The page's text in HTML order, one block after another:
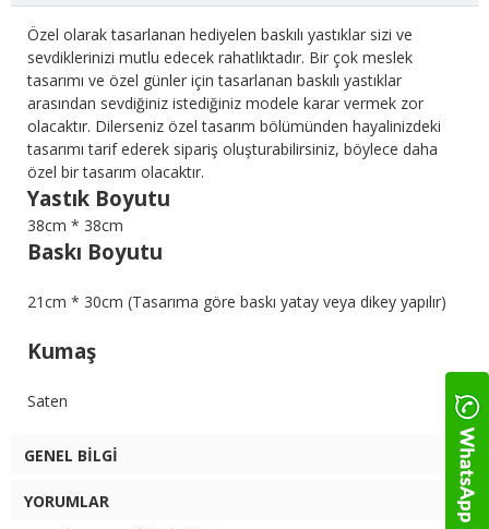
Özel olarak tasarlanan hediyelen baskılı yastıklar sizi ve
sevdiklerinizi mutlu edecek rahatlıktadır. Bir çok meslek
tasarımı ve özel günler için tasarlanan baskılı yastıklar
arasından sevdiğiniz istediğiniz modele karar vermek zor
olacaktır. Dilerseniz özel tasarım bölümünden hayalinizdeki
tasarımı tarif ederek sipariş oluşturabilirsiniz, böylece daha
özel bir tasarım olacaktır.
Yastık Boyutu
38cm * 38cm
Baskı Boyutu
21cm * 30cm (Tasarıma göre baskı yatay veya dikey yapılır)
Kumaş
Saten
GENEL BILGI
YORUMLAR